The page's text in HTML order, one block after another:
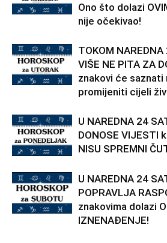
Ono što dolazi
nije očekivao!
TOKOM
VIŠE NE PITA ZA
znakovi će
promijeniti cijeli
U NAREDNA 24
DONOSE VIJESTI
NISU SPREMNI
U NAREDNA 24
POPRAVLJA
znakovima dolazi
IZNENAĐENJE!